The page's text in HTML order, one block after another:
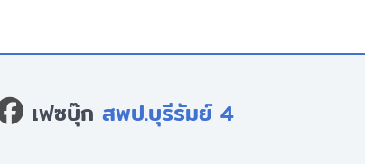
เฟซบุ๊ก สพป.บุรีรัมย์ 4